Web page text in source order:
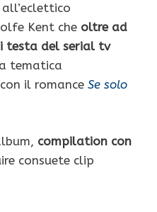
Kent che oltre ad
testa del serial tv
tematica
il romance Se solo
compilation con
consuete clip